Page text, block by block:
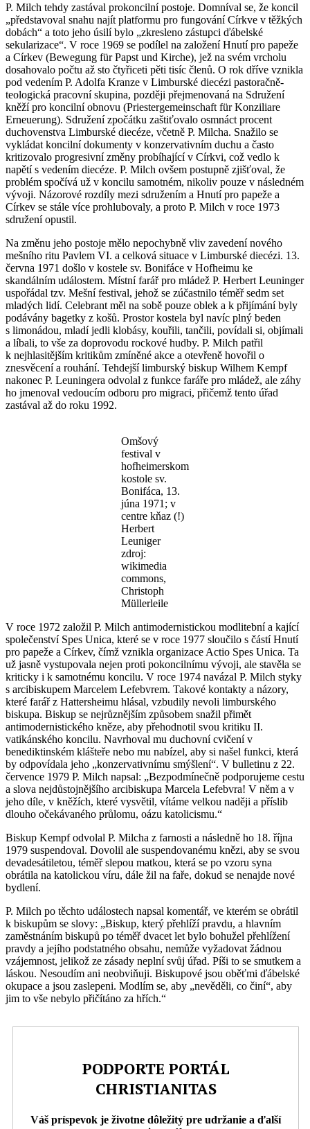
P. Milch tehdy zastával prokoncilní postoje. Domníval se, že koncil
„představoval snahu najít platformu pro fungování Církve v těžkých
dobách“ a toto jeho úsilí bylo „zkresleno zástupci ďábelské
sekularizace“. V roce 1969 se podílel na založení Hnutí pro papeže
a Církev (Bewegung für Papst und Kirche), jež na svém vrcholu
dosahovalo počtu až sto čtyřiceti pěti tisíc členů. O rok dříve vznikla
pod vedením P. Adolfa Kranze v Limburské diecézi pastoračně-
teologická pracovní skupina, později přejmenovaná na Sdružení
kněží pro koncilní obnovu (Priestergemeinschaft für Konziliare
Erneuerung). Sdružení zpočátku zaštiťovalo osmnáct procent
duchovenstva Limburské diecéze, včetně P. Milcha. Snažilo se
vykládat koncilní dokumenty v konzervativním duchu a často
kritizovalo progresivní změny probíhající v Církvi, což vedlo k
napětí s vedením diecéze. P. Milch ovšem postupně zjišťoval, že
problém spočívá už v koncilu samotném, nikoliv pouze v následném
vývoji. Názorové rozdíly mezi sdružením a Hnutí pro papeže a
Církev se stále více prohlubovaly, a proto P. Milch v roce 1973
sdružení opustil.
Na změnu jeho postoje mělo nepochybně vliv zavedení nového
mešního ritu Pavlem VI. a celková situace v Limburské diecézi. 13.
června 1971 došlo v kostele sv. Bonifáce v Hofheimu ke
skandálním událostem. Místní farář pro mládež P. Herbert Leuninger
uspořádal tzv. Mešní festival, jehož se zúčastnilo téměř sedm set
mladých lidí. Celebrant měl na sobě pouze oblek a k přijímání byly
podávány bagetky z košů. Prostor kostela byl navíc plný beden
s limonádou, mladí jedli klobásy, kouřili, tančili, povídali si, objímali
a líbali, to vše za doprovodu rockové hudby. P. Milch patřil
k nejhlasitějším kritikům zmíněné akce a otevřeně hovořil o
znesvěcení a rouhání. Tehdejší limburský biskup Wilhem Kempf
nakonec P. Leuningera odvolal z funkce faráře pro mládež, ale záhy
ho jmenoval vedoucím odboru pro migraci, přičemž tento úřad
zastával až do roku 1992.
Omšový
festival v
hofheimerskom
kostole sv.
Bonifáca, 13.
júna 1971; v
centre kňaz (!)
Herbert
Leuniger
zdroj:
wikimedia
commons,
Christoph
Müllerleile
V roce 1972 založil P. Milch antimodernistickou modlitební a kající
společenství Spes Unica, které se v roce 1977 sloučilo s částí Hnutí
pro papeže a Církev, čímž vznikla organizace Actio Spes Unica. Ta
už jasně vystupovala nejen proti pokoncilnímu vývoji, ale stavěla se
kriticky i k samotnému koncilu. V roce 1974 navázal P. Milch styky
s arcibiskupem Marcelem Lefebvrem. Takové kontakty a názory,
které farář z Hattersheimu hlásal, vzbudily nevoli limburského
biskupa. Biskup se nejrůznějším způsobem snažil přimět
antimodernistického kněze, aby přehodnotil svou kritiku II.
vatikánského koncilu. Navrhoval mu duchovní cvičení v
benediktinském klášteře nebo mu nabízel, aby si našel funkci, která
by odpovídala jeho „konzervativnímu smýšlení“. V bulletinu z 22.
července 1979 P. Milch napsal: „Bezpodmínečně podporujeme cestu
a slova nejdůstojnějšího arcibiskupa Marcela Lefebvra! V něm a v
jeho díle, v kněžích, které vysvětil, vítáme velkou naději a příslib
dlouho očekávaného průlomu, oázu katolicismu.“
Biskup Kempf odvolal P. Milcha z farnosti a následně ho 18. října
1979 suspendoval. Dovolil ale suspendovanému knězi, aby se svou
devadesátiletou, téměř slepou matkou, která se po vzoru syna
obrátila na katolickou víru, dále žil na faře, dokud se nenajde nové
bydlení.
P. Milch po těchto událostech napsal komentář, ve kterém se obrátil
k biskupům se slovy: „Biskup, který přehlíží pravdu, a hlavním
zaměstnáním biskupů po téměř dvacet let bylo bohužel přehlížení
pravdy a jejího podstatného obsahu, nemůže vyžadovat žádnou
vzájemnost, jelikož ze zásady neplní svůj úřad. Píši to se smutkem a
láskou. Nesoudím ani neobviňuji. Biskupové jsou oběťmi ďábelské
okupace a jsou zaslepeni. Modlím se, aby „nevěděli, co činí“, aby
jim to vše nebylo přičítáno za hřích.“
PODPORTE PORTÁL
CHRISTIANITAS
Váš príspevok je životne dôležitý pre udržanie a ďalší